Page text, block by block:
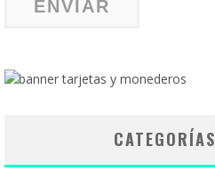
CATEGORÍAS